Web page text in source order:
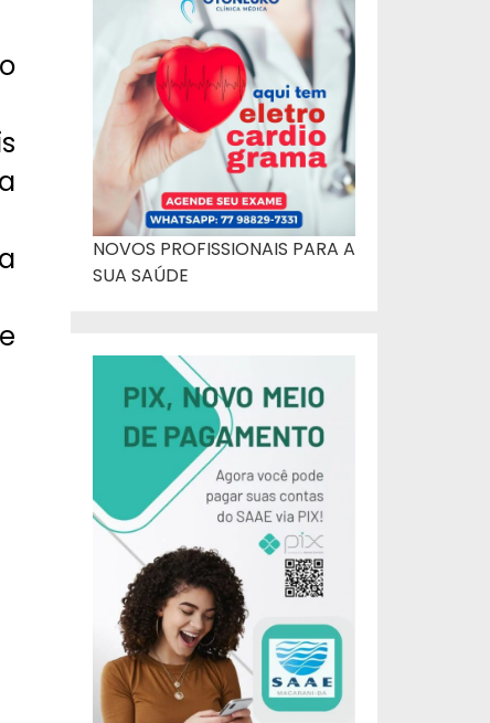
NOVOS PROFISSIONAIS PARA A
SUA SAÚDE